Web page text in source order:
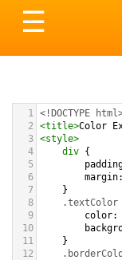
Toggle
☰
1 <!DOCTYPE
2
<title>Color
3 <style>
4
div {
5
6
margin
7
}
8
.textColor
9
color:
10
11
}
12